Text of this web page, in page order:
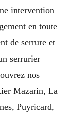
intervention
en toute
de serrure et
serrurier
nos
Mazarin, La
Puyricard,